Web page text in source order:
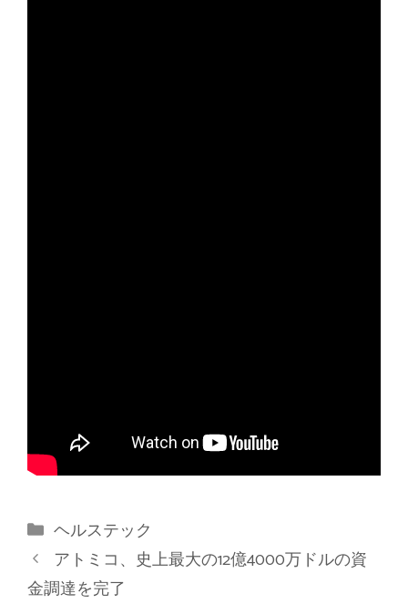
カ
テ
ゴ
ヘルステック
アトミコ、史上最大の12億4000万ドルの資
金調達を完了